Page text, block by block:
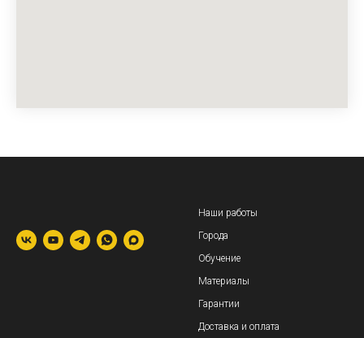
Наши работы
Города
Обучение
Материалы
Гарантии
Доставка и оплата